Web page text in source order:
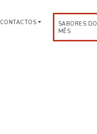
CONTACTOS
SABORES DO
MÊS